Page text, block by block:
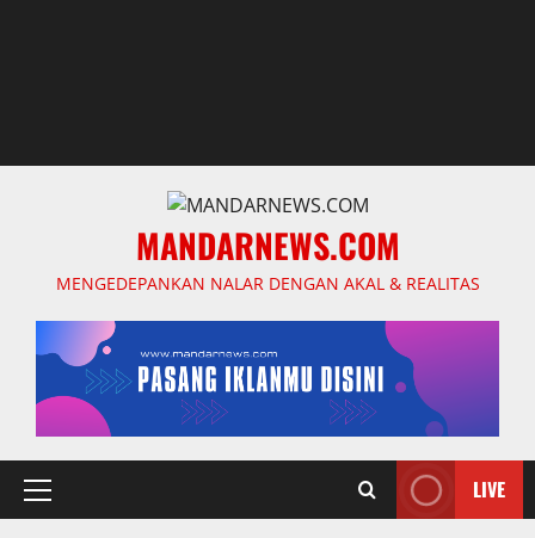
MANDARNEWS.COM
MENGEDEPANKAN NALAR DENGAN AKAL & REALITAS
Primary
LIVE